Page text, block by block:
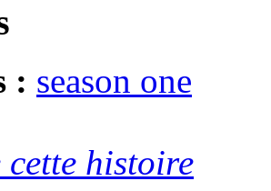
: season one
cette histoire